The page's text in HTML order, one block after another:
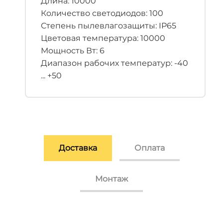
Количество светодиодов: 100
Степень пылевлагозащиты: IP65
Цветовая температура: 10000
Мощность Вт: 6
Диапазон рабочих температур: -40
... +50
Доставка Оплата
Монтаж